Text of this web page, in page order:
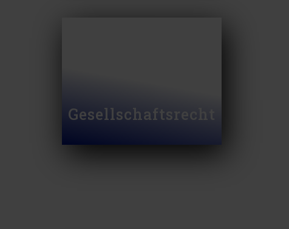
Gesellschaftsrecht